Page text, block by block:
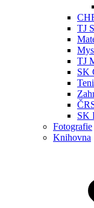
TJ
TJ
SK
SK
Fotografie
Knihovna